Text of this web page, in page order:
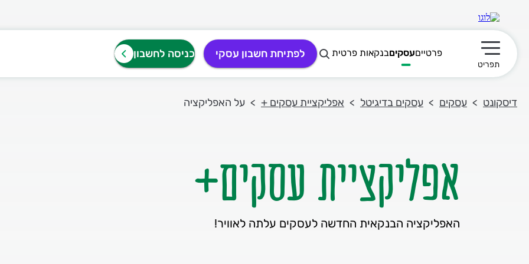
תפריט ראשי
תפריט
פרטייםעסקיםבנקאות פרטית לפתיחת חשבון עסקי כניסה לחשבון
דיסקונט עסקים עסקים בדיגיטל אפליקציית עסקים + על האפליקציה
אפליקציית עסקים+